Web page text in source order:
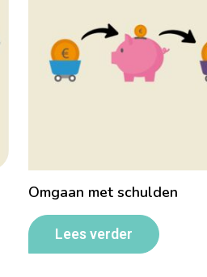
Omgaan met schulden
Lees verder